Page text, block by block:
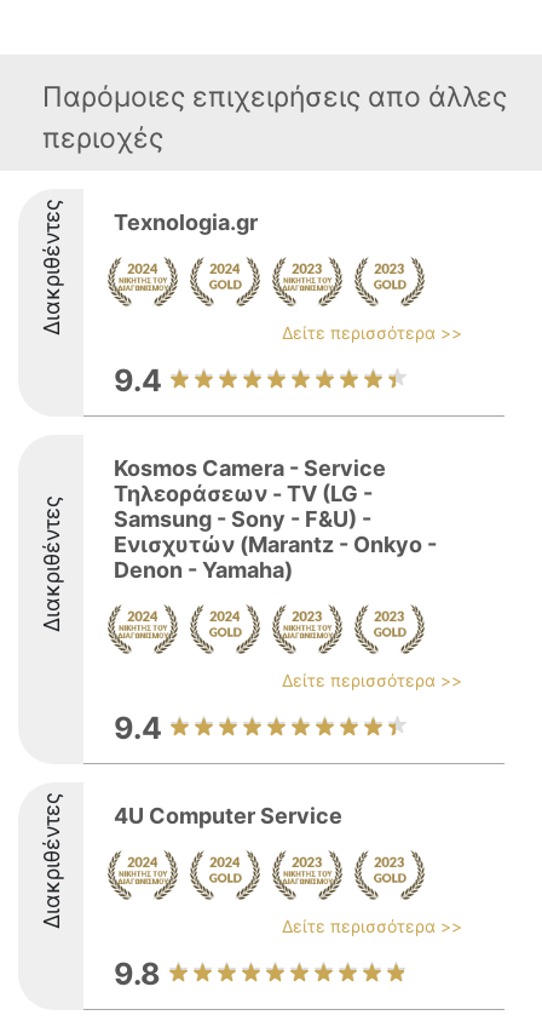
Παρόμοιες επιχειρήσεις απο άλλες
περιοχές
Διακριθέντες Texnologia.gr
Δείτε περισσότερα >>
9.4
Διακριθέντες
Kosmos Camera - Service
Τηλεοράσεων - TV (LG -
Samsung - Sony - F&U) -
Ενισχυτών (Marantz - Onkyo -
Denon - Yamaha)
Δείτε περισσότερα >>
9.4
Διακριθέντες 4U Computer Service
Δείτε περισσότερα >>
9.8